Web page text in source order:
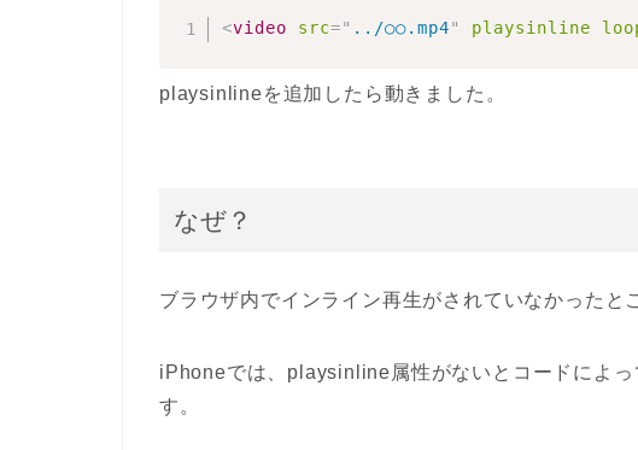
<video src=" ../○○.mp4" playsinline
playsinlineを追加したら動きました。
なぜ？
ブラウザ内でインライン再生がされていなかったと
iPhoneでは、 playsinline属性がないとコードによ
す。